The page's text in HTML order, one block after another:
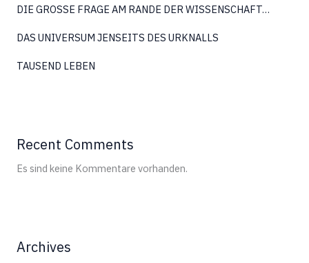
DIE GROSSE FRAGE AM RANDE DER WISSENSCHAFT…
DAS UNIVERSUM JENSEITS DES URKNALLS
TAUSEND LEBEN
Recent Comments
Es sind keine Kommentare vorhanden.
Archives